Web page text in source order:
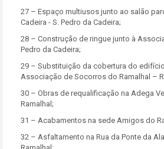
27 – Espaço multiusos junto ao salão
Cadeira - S. Pedro da Cadeira;
28 – Construção de ringue junto à
Pedro da Cadeira;
29 – Substituição da cobertura do
Associação de Socorros do Ramalhal –
30 – Obras de requalificação na Adega
Ramalhal;
31 – Acabamentos na sede Amigos do
32 – Asfaltamento na Rua da Ponte da